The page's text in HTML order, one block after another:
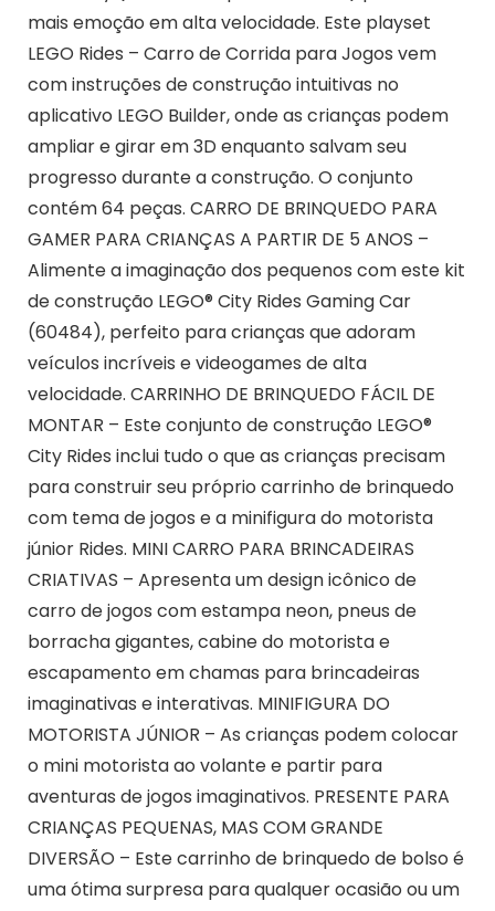
mais emoção em alta velocidade. Este playset
LEGO Rides – Carro de Corrida para Jogos vem
com instruções de construção intuitivas no
aplicativo LEGO Builder, onde as crianças podem
ampliar e girar em 3D enquanto salvam seu
progresso durante a construção. O conjunto
contém 64 peças. CARRO DE BRINQUEDO PARA
GAMER PARA CRIANÇAS A PARTIR DE 5 ANOS –
Alimente a imaginação dos pequenos com este kit
de construção LEGO® City Rides Gaming Car
(60484), perfeito para crianças que adoram
veículos incríveis e videogames de alta
velocidade. CARRINHO DE BRINQUEDO FÁCIL DE
MONTAR – Este conjunto de construção LEGO®
City Rides inclui tudo o que as crianças precisam
para construir seu próprio carrinho de brinquedo
com tema de jogos e a minifigura do motorista
júnior Rides. MINI CARRO PARA BRINCADEIRAS
CRIATIVAS – Apresenta um design icônico de
carro de jogos com estampa neon, pneus de
borracha gigantes, cabine do motorista e
escapamento em chamas para brincadeiras
imaginativas e interativas. MINIFIGURA DO
MOTORISTA JÚNIOR – As crianças podem colocar
o mini motorista ao volante e partir para
aventuras de jogos imaginativos. PRESENTE PARA
CRIANÇAS PEQUENAS, MAS COM GRANDE
DIVERSÃO – Este carrinho de brinquedo de bolso é
uma ótima surpresa para qualquer ocasião ou um